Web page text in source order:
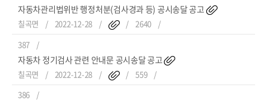
자동차관리법위반 행정처분(검사경과 등) 공시송달 공고
칠곡면 2022-12-28
2640
387
자동차 정기검사 관련 안내문 공시송달 공고
칠곡면 2022-12-28
559
386